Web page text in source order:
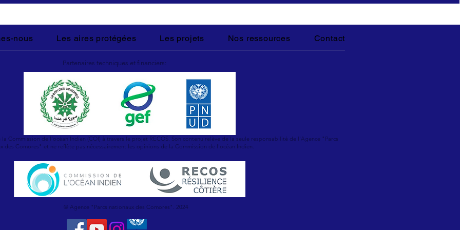
nous Les aires protégées Les projets Nos ressources Contact
Partenaires techniques et financiers:
Commission de l'océan Indien (COI) à travers le projet RECOS. Son contenu relève de la seule responsabilité de l'Agence "Parcs
des Comores" et ne reflète pas nécessairement les opinions de la Commission de l'océan Indien.
© Agence "Parcs nationaux des Comores". 2024